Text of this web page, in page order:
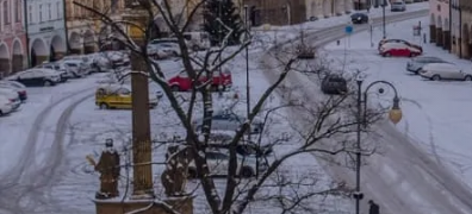
太平洋地域
オセアニア
ハワイ
北
30
日